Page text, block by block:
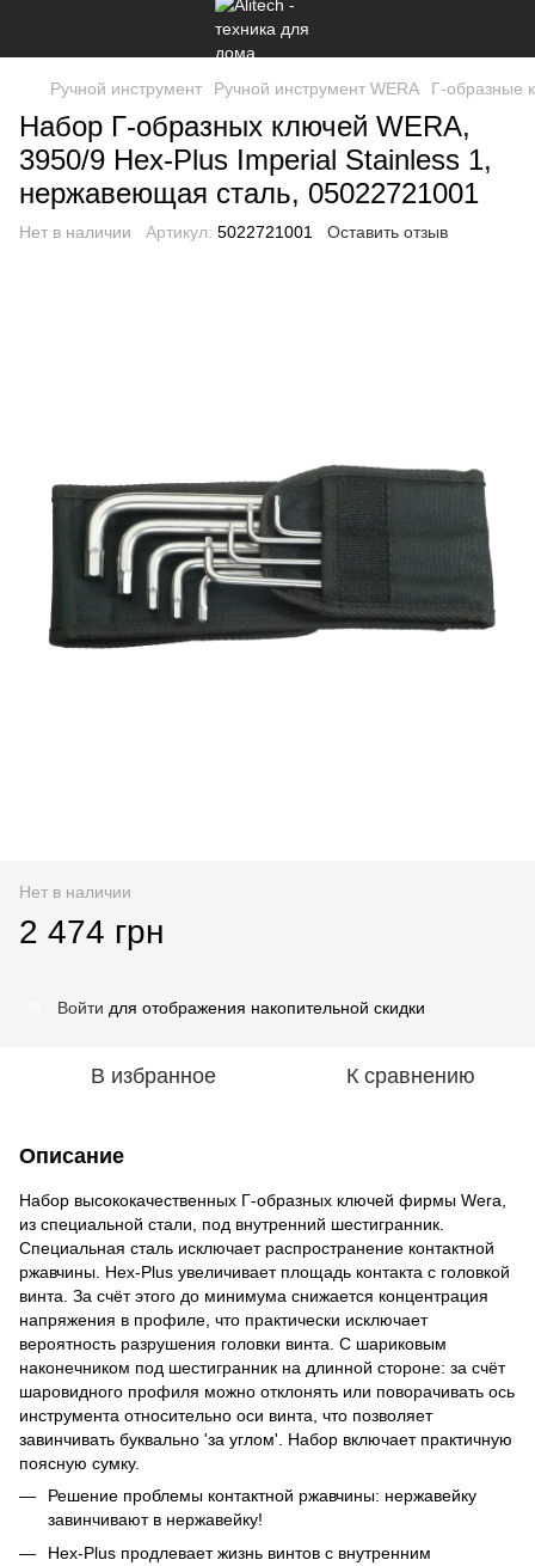
Ручной инструмент Ручной инструмент WERA Г-образные
Набор Г-образных ключей WERA,
3950/9 Hex-Plus Imperial Stainless 1,
нержавеющая сталь, 05022721001
Нет в наличии Артикул: 5022721001 Оставить отзыв
Нет в наличии
2 474 грн
Войти для отображения накопительной скидки
В избранное К сравнению
Описание
Набор высококачественных Г-образных ключей фирмы Wera,
из специальной стали, под внутренний шестигранник.
Специальная сталь исключает распространение контактной
ржавчины. Hex-Plus увеличивает площадь контакта с головкой
винта. За счёт этого до минимума снижается концентрация
напряжения в профиле, что практически исключает
вероятность разрушения головки винта. С шариковым
наконечником под шестигранник на длинной стороне: за счёт
шаровидного профиля можно отклонять или поворачивать ось
инструмента относительно оси винта, что позволяет
завинчивать буквально 'за углом'. Набор включает практичную
поясную сумку.
Решение проблемы контактной ржавчины: нержавейку
завинчивают в нержавейку!
Hex-Plus продлевает жизнь винтов с внутренним